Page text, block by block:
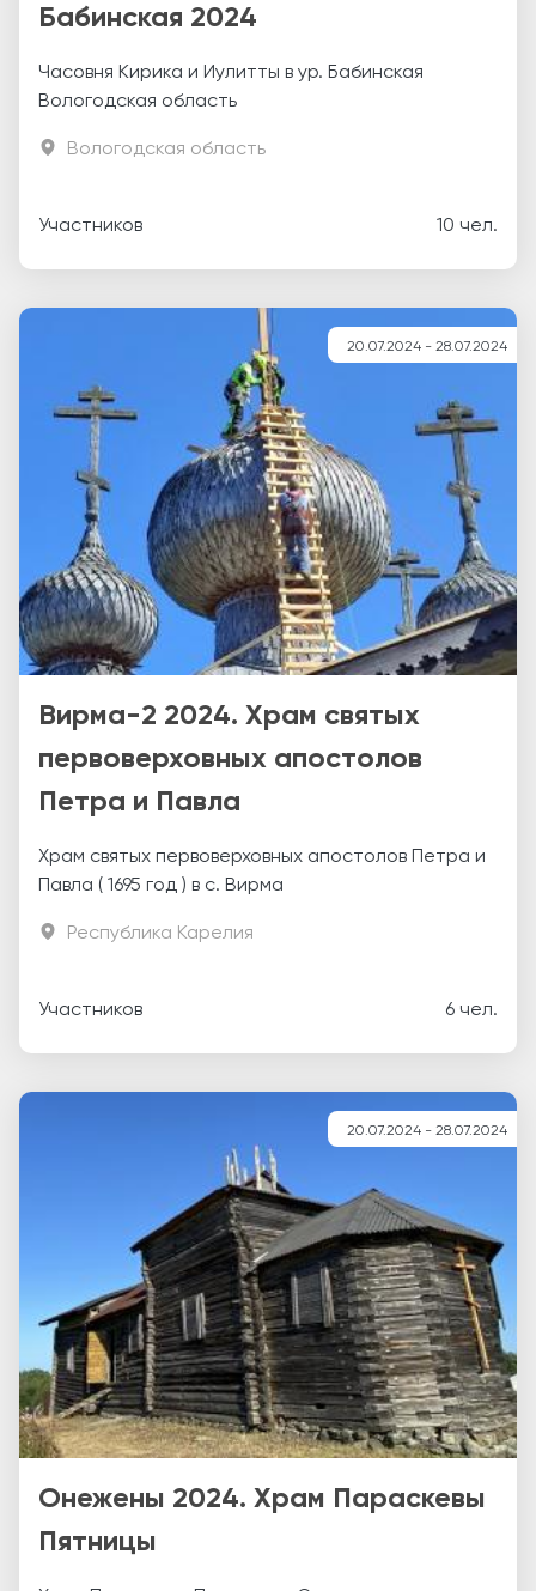
Бабинская 2024
Часовня Кирика и Иулитты в ур. Бабинская
Вологодская область
Вологодская область
Участников 10 чел.
20.07.2024 - 28.07.2024
Вирма-2 2024. Храм святых
первоверховных апостолов
Петра и Павла
Храм святых первоверховных апостолов Петра и
Павла ( 1695 год ) в с. Вирма
Республика Карелия
Участников 6 чел.
20.07.2024 - 28.07.2024
Онежены 2024. Храм Параскевы
Пятницы